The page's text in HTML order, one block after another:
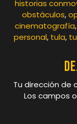
historias
obstáculos,
cinematografía,
personal, tula,
Tu dirección de
Los campos